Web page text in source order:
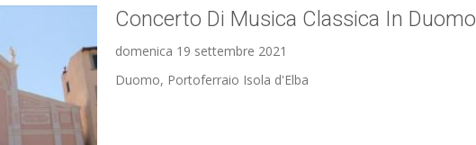
Concerto Di Musica Classica In Duomo
domenica 19 settembre 2021
Duomo, Portoferraio Isola d'Elba